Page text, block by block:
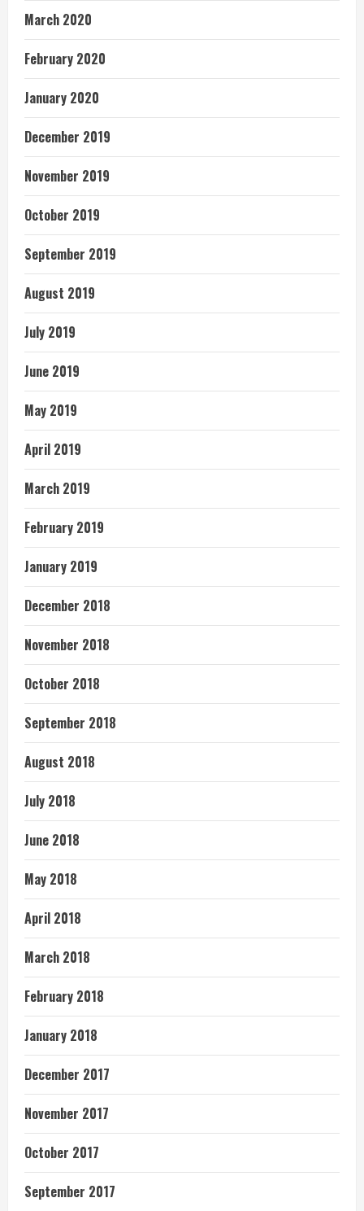
March 2020
February 2020
January 2020
December 2019
November 2019
October 2019
September 2019
August 2019
July 2019
June 2019
May 2019
April 2019
March 2019
February 2019
January 2019
December 2018
November 2018
October 2018
September 2018
August 2018
July 2018
June 2018
May 2018
April 2018
March 2018
February 2018
January 2018
December 2017
November 2017
October 2017
September 2017